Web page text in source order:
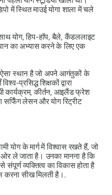
में स्थित माउई योगा शाला में चले
साथ योग, हिप-हॉप, बैले, कैंडललाइट
का अभ्यास करने के लिए एक
ऐसा स्थान है जो अपने आगंतुकों के
प्रसिद्ध शिक्षकों द्वारा
कार्यक्रम, कीर्तन, आइलैंड फ्रेश
लेसन और योग रिट्रीट
योग के मार्ग में विश्वास रखते हैं, जो
ओर ले जाता है। उनका मानना ​​है कि
संपूर्ण व्यक्तित्व का विकास होता है
करना सीख मिलती है।.